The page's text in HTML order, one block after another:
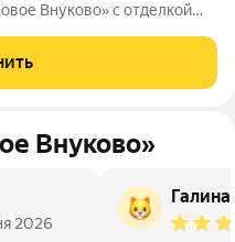
Внуково» с отделкой
проходом во двор для
Внуково»
2026